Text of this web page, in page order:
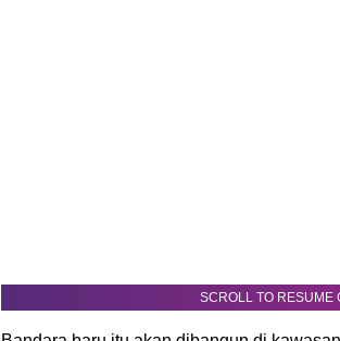
SCROLL TO RESUME